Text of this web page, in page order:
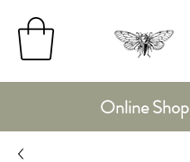
Online Shop